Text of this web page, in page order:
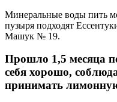
Минеральные воды пить
пузыря подходят
Машук № 19.
Прошло 1,5 месяца
себя хорошо,
принимать